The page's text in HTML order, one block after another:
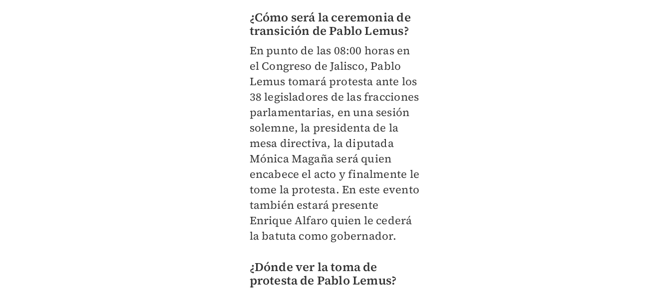
¿Cómo será la ceremonia de
transición de Pablo Lemus?
En punto de las 08:00 horas en
el Congreso de Jalisco, Pablo
Lemus tomará protesta ante los
38 legisladores de las fracciones
parlamentarias, en una sesión
solemne, la presidenta de la
mesa directiva, la diputada
Mónica Magaña será quien
encabece el acto y finalmente le
tome la protesta. En este evento
también estará presente
Enrique Alfaro quien le cederá
la batuta como gobernador.
¿Dónde ver la toma de
protesta de Pablo Lemus?